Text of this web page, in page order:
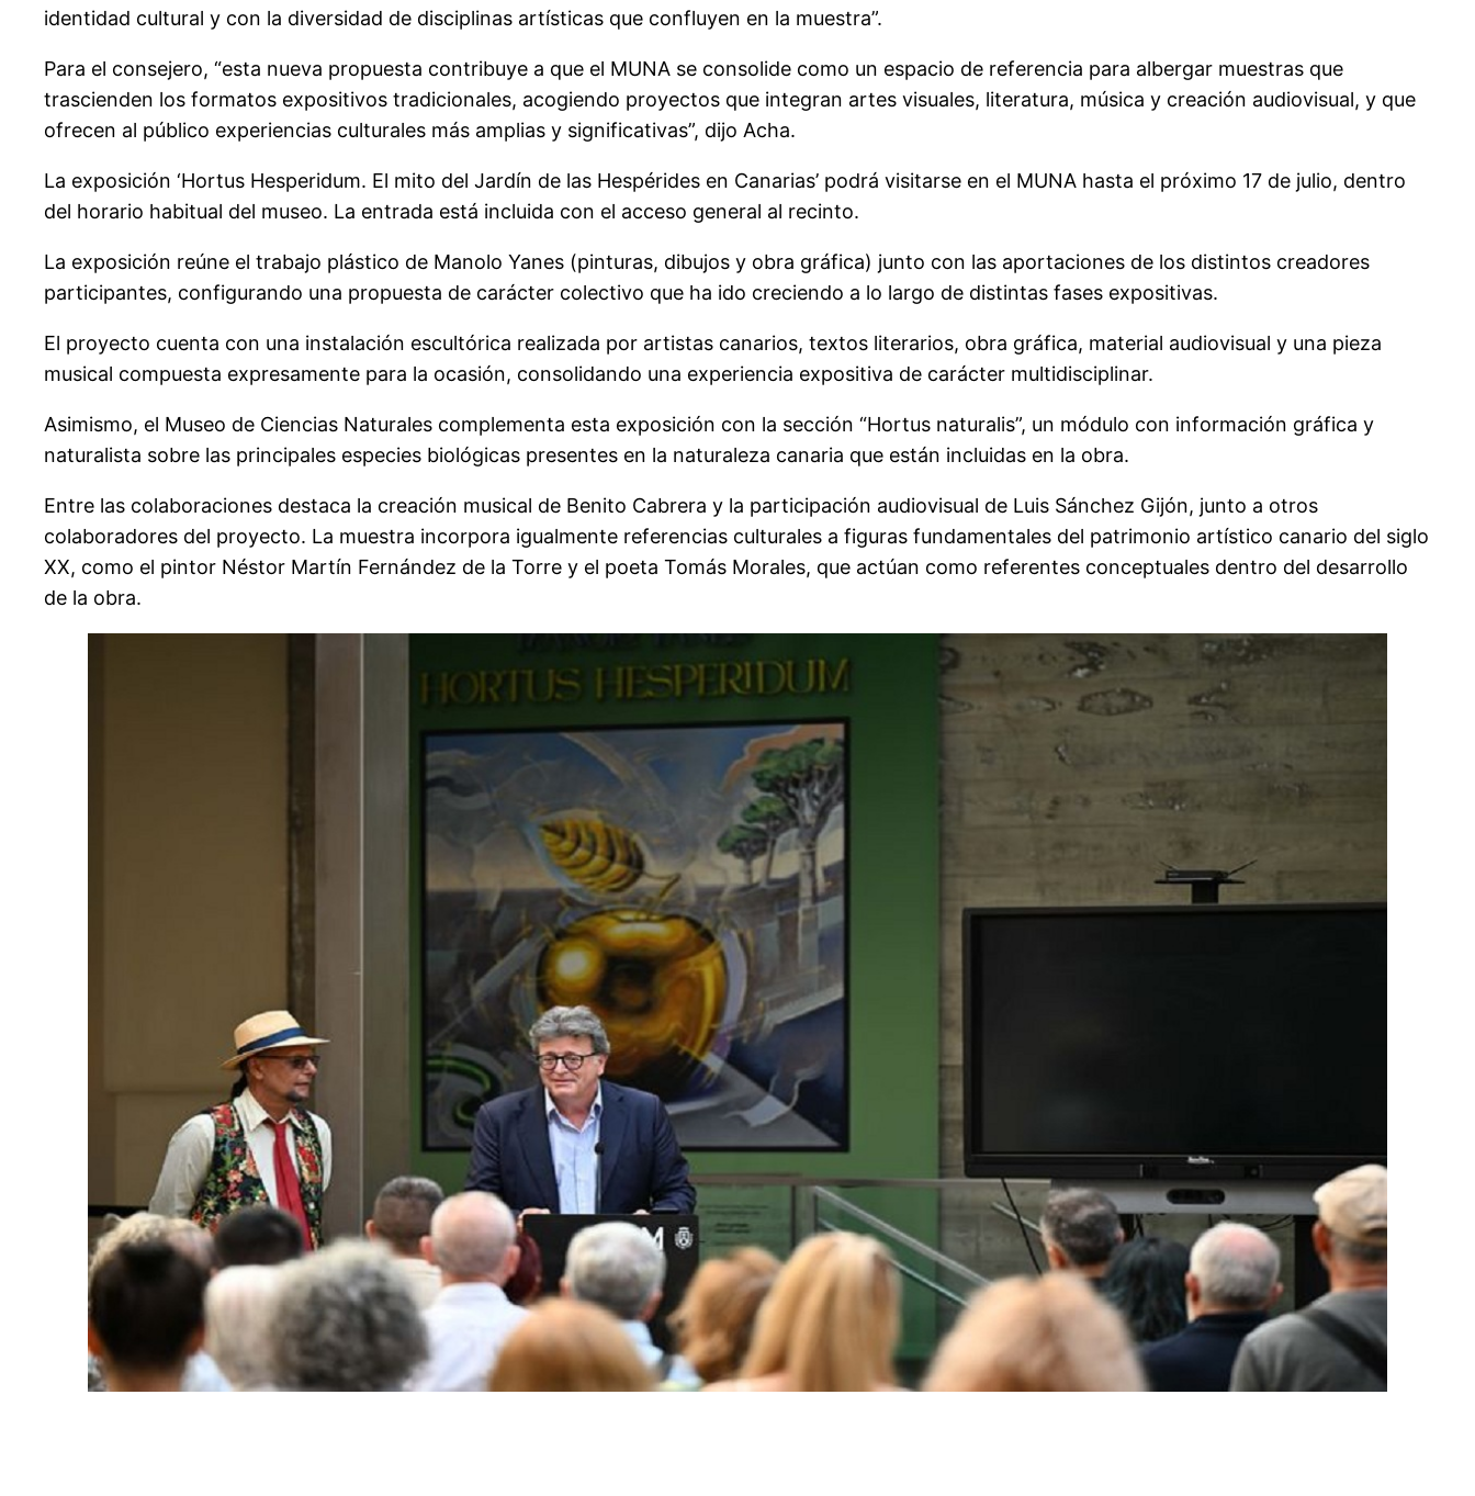
identidad cultural y con la diversidad de disciplinas artísticas que confluyen en la muestra”.
Para el consejero, “esta nueva propuesta contribuye a que el MUNA se consolide como un espacio de referencia para albergar muestras que
trascienden los formatos expositivos tradicionales, acogiendo proyectos que integran artes visuales, literatura, música y creación audiovisual, y que
ofrecen al público experiencias culturales más amplias y significativas”, dijo Acha.
La exposición ‘Hortus Hesperidum. El mito del Jardín de las Hespérides en Canarias’ podrá visitarse en el MUNA hasta el próximo 17 de julio, dentro
del horario habitual del museo. La entrada está incluida con el acceso general al recinto.
La exposición reúne el trabajo plástico de Manolo Yanes (pinturas, dibujos y obra gráfica) junto con las aportaciones de los distintos creadores
participantes, configurando una propuesta de carácter colectivo que ha ido creciendo a lo largo de distintas fases expositivas.
El proyecto cuenta con una instalación escultórica realizada por artistas canarios, textos literarios, obra gráfica, material audiovisual y una pieza
musical compuesta expresamente para la ocasión, consolidando una experiencia expositiva de carácter multidisciplinar.
Asimismo, el Museo de Ciencias Naturales complementa esta exposición con la sección “Hortus naturalis”, un módulo con información gráfica y
naturalista sobre las principales especies biológicas presentes en la naturaleza canaria que están incluidas en la obra.
Entre las colaboraciones destaca la creación musical de Benito Cabrera y la participación audiovisual de Luis Sánchez Gijón, junto a otros
colaboradores del proyecto. La muestra incorpora igualmente referencias culturales a figuras fundamentales del patrimonio artístico canario del siglo
XX, como el pintor Néstor Martín Fernández de la Torre y el poeta Tomás Morales, que actúan como referentes conceptuales dentro del desarrollo
de la obra.